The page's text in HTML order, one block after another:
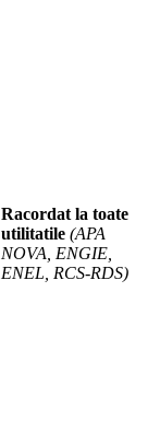
Racordat la toate
utilitatile (APA
NOVA, ENGIE,
ENEL, RCS-RDS)